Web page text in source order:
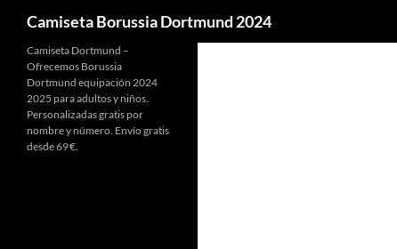
Camiseta Borussia Dortmund 2024
Camiseta Dortmund –
Ofrecemos Borussia
Dortmund equipación 2024
2025 para adultos y niños.
Personalizadas gratis por
nombre y número. Envío gratis
desde 69 €.